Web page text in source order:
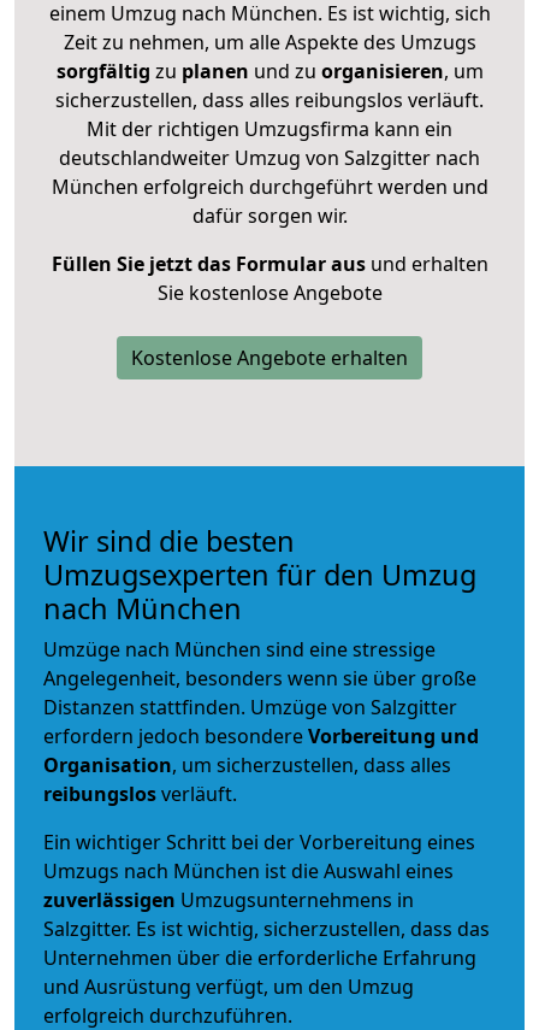
einem Umzug nach München. Es ist wichtig, sich
Zeit zu nehmen, um alle Aspekte des Umzugs
sorgfältig zu planen und zu organisieren, um
sicherzustellen, dass alles reibungslos verläuft.
Mit der richtigen Umzugsfirma kann ein
deutschlandweiter Umzug von Salzgitter nach
München erfolgreich durchgeführt werden und
dafür sorgen wir.
Füllen Sie jetzt das Formular ausund erhalten
Sie kostenlose Angebote
Kostenlose Angebote erhalten
Wir sind die besten
Umzugsexperten für den Umzug
nach München
Umzüge nach München sind eine stressige
Angelegenheit, besonders wenn sie über große
Distanzen stattfinden. Umzüge von Salzgitter
erfordern jedoch besondereVorbereitung und
Organisation, um sicherzustellen, dass alles
reibungslosverläuft.
Ein wichtiger Schritt bei der Vorbereitung eines
Umzugs nach München ist die Auswahl eines
zuverlässigen Umzugsunternehmens in
Salzgitter. Es ist wichtig, sicherzustellen, dass das
Unternehmen über die erforderliche Erfahrung
und Ausrüstung verfügt, um den Umzug
erfolgreich durchzuführen.